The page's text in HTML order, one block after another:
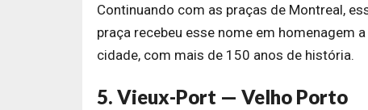
Continuando com as praças de Montreal,
praça recebeu esse nome em homenagem
cidade, com mais de 150 anos de história.
5. Vieux-Port — Velho Porto